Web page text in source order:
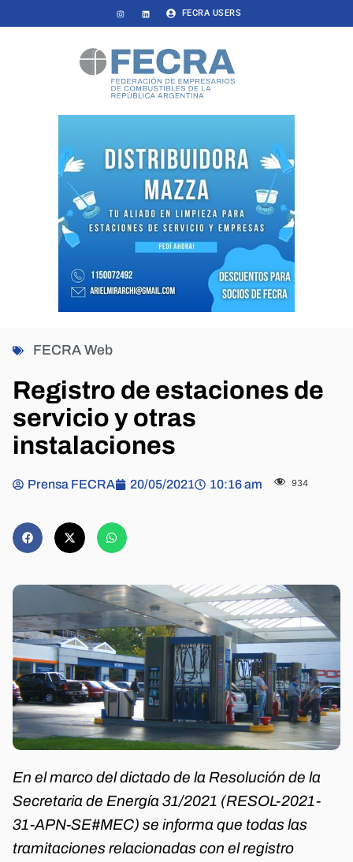
FECRA USERS
FECRA Web
Registro de estaciones de
servicio y otras
instalaciones
Prensa FECRA 20/05/2021 10:16 am 934
En el marco del dictado de la Resolución de la
Secretaria de Energía 31/2021 (RESOL-2021-
31-APN-SE#MEC) se informa que todas las
tramitaciones relacionadas con el registro